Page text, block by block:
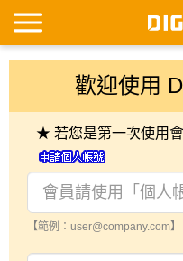
歡迎使用
★ 若您是第一次使用
【範例：user@company.com】